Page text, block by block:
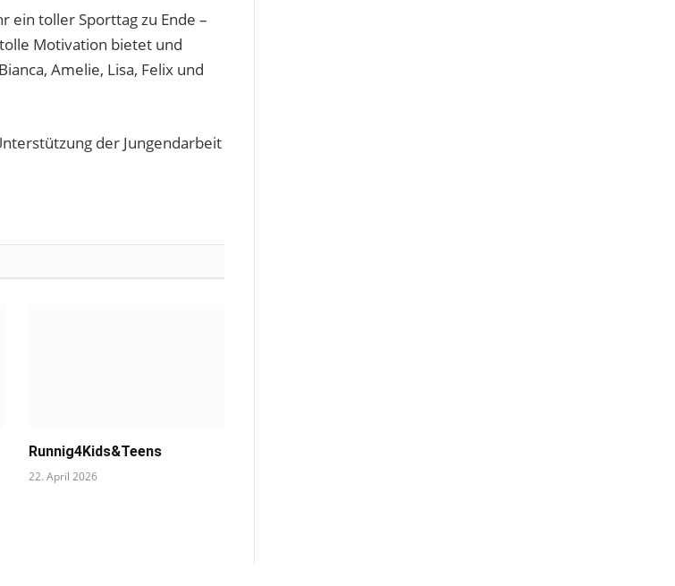
ein toller Sporttag zu Ende –
Motivation bietet und
Amelie, Lisa, Felix und
der Jungendarbeit
Runnig4Kids&Teens
22. April 2026